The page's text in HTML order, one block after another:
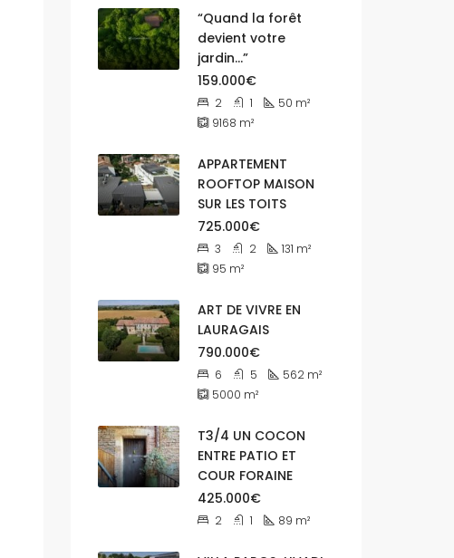
“Quand la forêt
devient votre
jardin…”
159.000€
2 1 50 m²
9168 m²
APPARTEMENT
ROOFTOP MAISON
SUR LES TOITS
725.000€
3 2 131 m²
95 m²
ART DE VIVRE EN
LAURAGAIS
790.000€
6 5 562 m²
5000 m²
T3/4 UN COCON
ENTRE PATIO ET
COUR FORAINE
425.000€
2 1 89 m²